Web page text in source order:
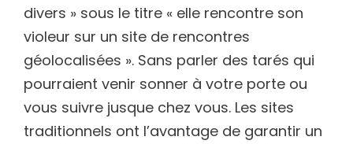
divers » sous le titre « elle rencontre son
violeur sur un site de rencontres
géolocalisées ». Sans parler des tarés qui
pourraient venir sonner à votre porte ou
vous suivre jusque chez vous. Les sites
traditionnels ont l’avantage de garantir un